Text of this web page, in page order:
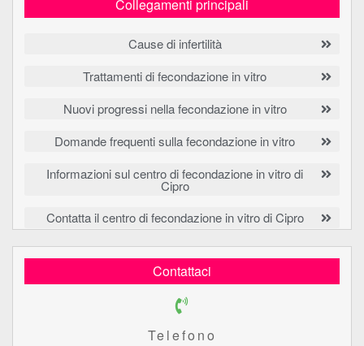
Collegamenti principali
Cause di infertilità
Trattamenti di fecondazione in vitro
Nuovi progressi nella fecondazione in vitro
Domande frequenti sulla fecondazione in vitro
Informazioni sul centro di fecondazione in vitro di
Cipro
Contatta il centro di fecondazione in vitro di Cipro
Contattaci
Telefono